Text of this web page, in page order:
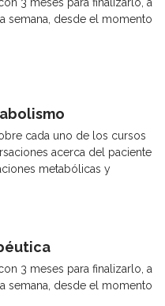
semana, desde el momento
cada uno de los cursos
acerca del paciente
metabólicas y
3 meses para finalizarlo, a
semana, desde el momento